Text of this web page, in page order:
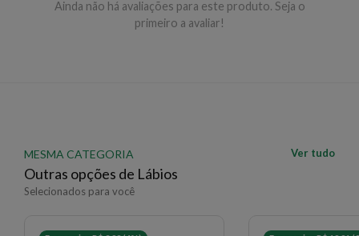
Ainda não há avaliações para este produto. Seja o
primeiro a avaliar!
MESMA CATEGORIA
Outras opções de Lábios
Selecionados para você
Ver tudo